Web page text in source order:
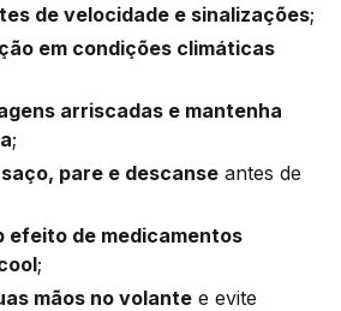
de velocidade e sinalizações;
em condições climáticas
arriscadas e mantenha
;
pare e descanse antes de
efeito de medicamentos
;
mãos no volante e evite